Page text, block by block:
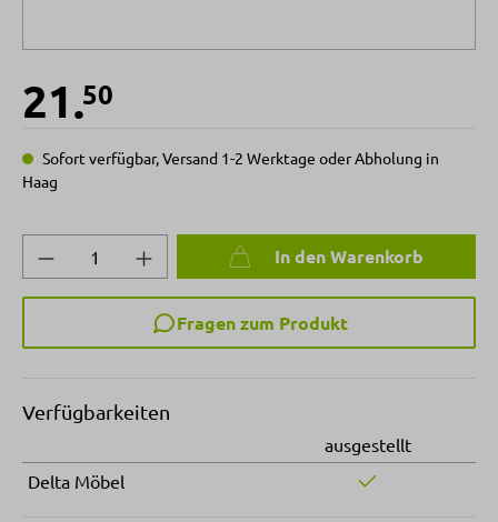
21.50
Sofort verfügbar, Versand 1-2 Werktage oder Abholung in
Haag
Produkt Anzahl: Gib den gewünschten
In den Warenkorb
Fragen zum Produkt
Verfügbarkeiten
ausgestellt
Delta Möbel